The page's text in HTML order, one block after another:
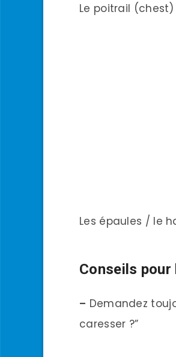
Le poitrail
Les épaules / le
Conseils
– Demandez
caresser ?”